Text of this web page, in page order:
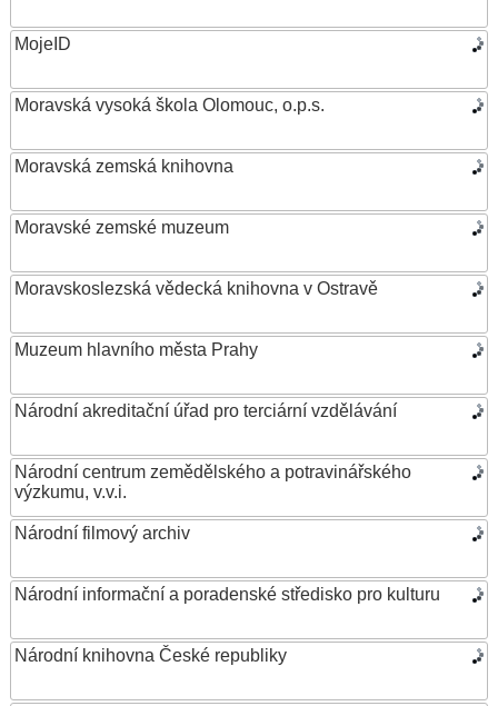
MojeID
Moravská vysoká škola Olomouc, o.p.s.
Moravská zemská knihovna
Moravské zemské muzeum
Moravskoslezská vědecká knihovna v Ostravě
Muzeum hlavního města Prahy
Národní akreditační úřad pro terciární vzdělávání
Národní centrum zemědělského a potravinářského
výzkumu, v.v.i.
Národní filmový archiv
Národní informační a poradenské středisko pro kulturu
Národní knihovna České republiky